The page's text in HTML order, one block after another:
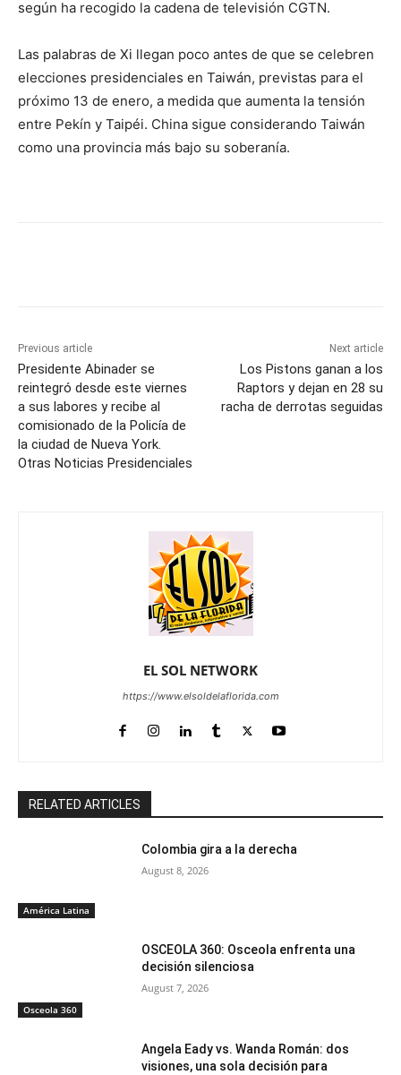
según ha recogido la cadena de televisión CGTN.
Las palabras de Xi llegan poco antes de que se celebren
elecciones presidenciales en Taiwán, previstas para el
próximo 13 de enero, a medida que aumenta la tensión
entre Pekín y Taipéi. China sigue considerando Taiwán
como una provincia más bajo su soberanía.
Previous article
Presidente Abinader se
reintegró desde este viernes
a sus labores y recibe al
comisionado de la Policía de
la ciudad de Nueva York.
Otras Noticias Presidenciales
Next article
Los Pistons ganan a los
Raptors y dejan en 28 su
racha de derrotas seguidas
EL SOL NETWORK
https://www.elsoldelaflorida.com
RELATED ARTICLES
América Latina
Colombia gira a la derecha
August 8, 2026
Osceola 360
OSCEOLA 360: Osceola enfrenta una
decisión silenciosa
August 7, 2026
Angela Eady vs. Wanda Román: dos
visiones, una sola decisión para